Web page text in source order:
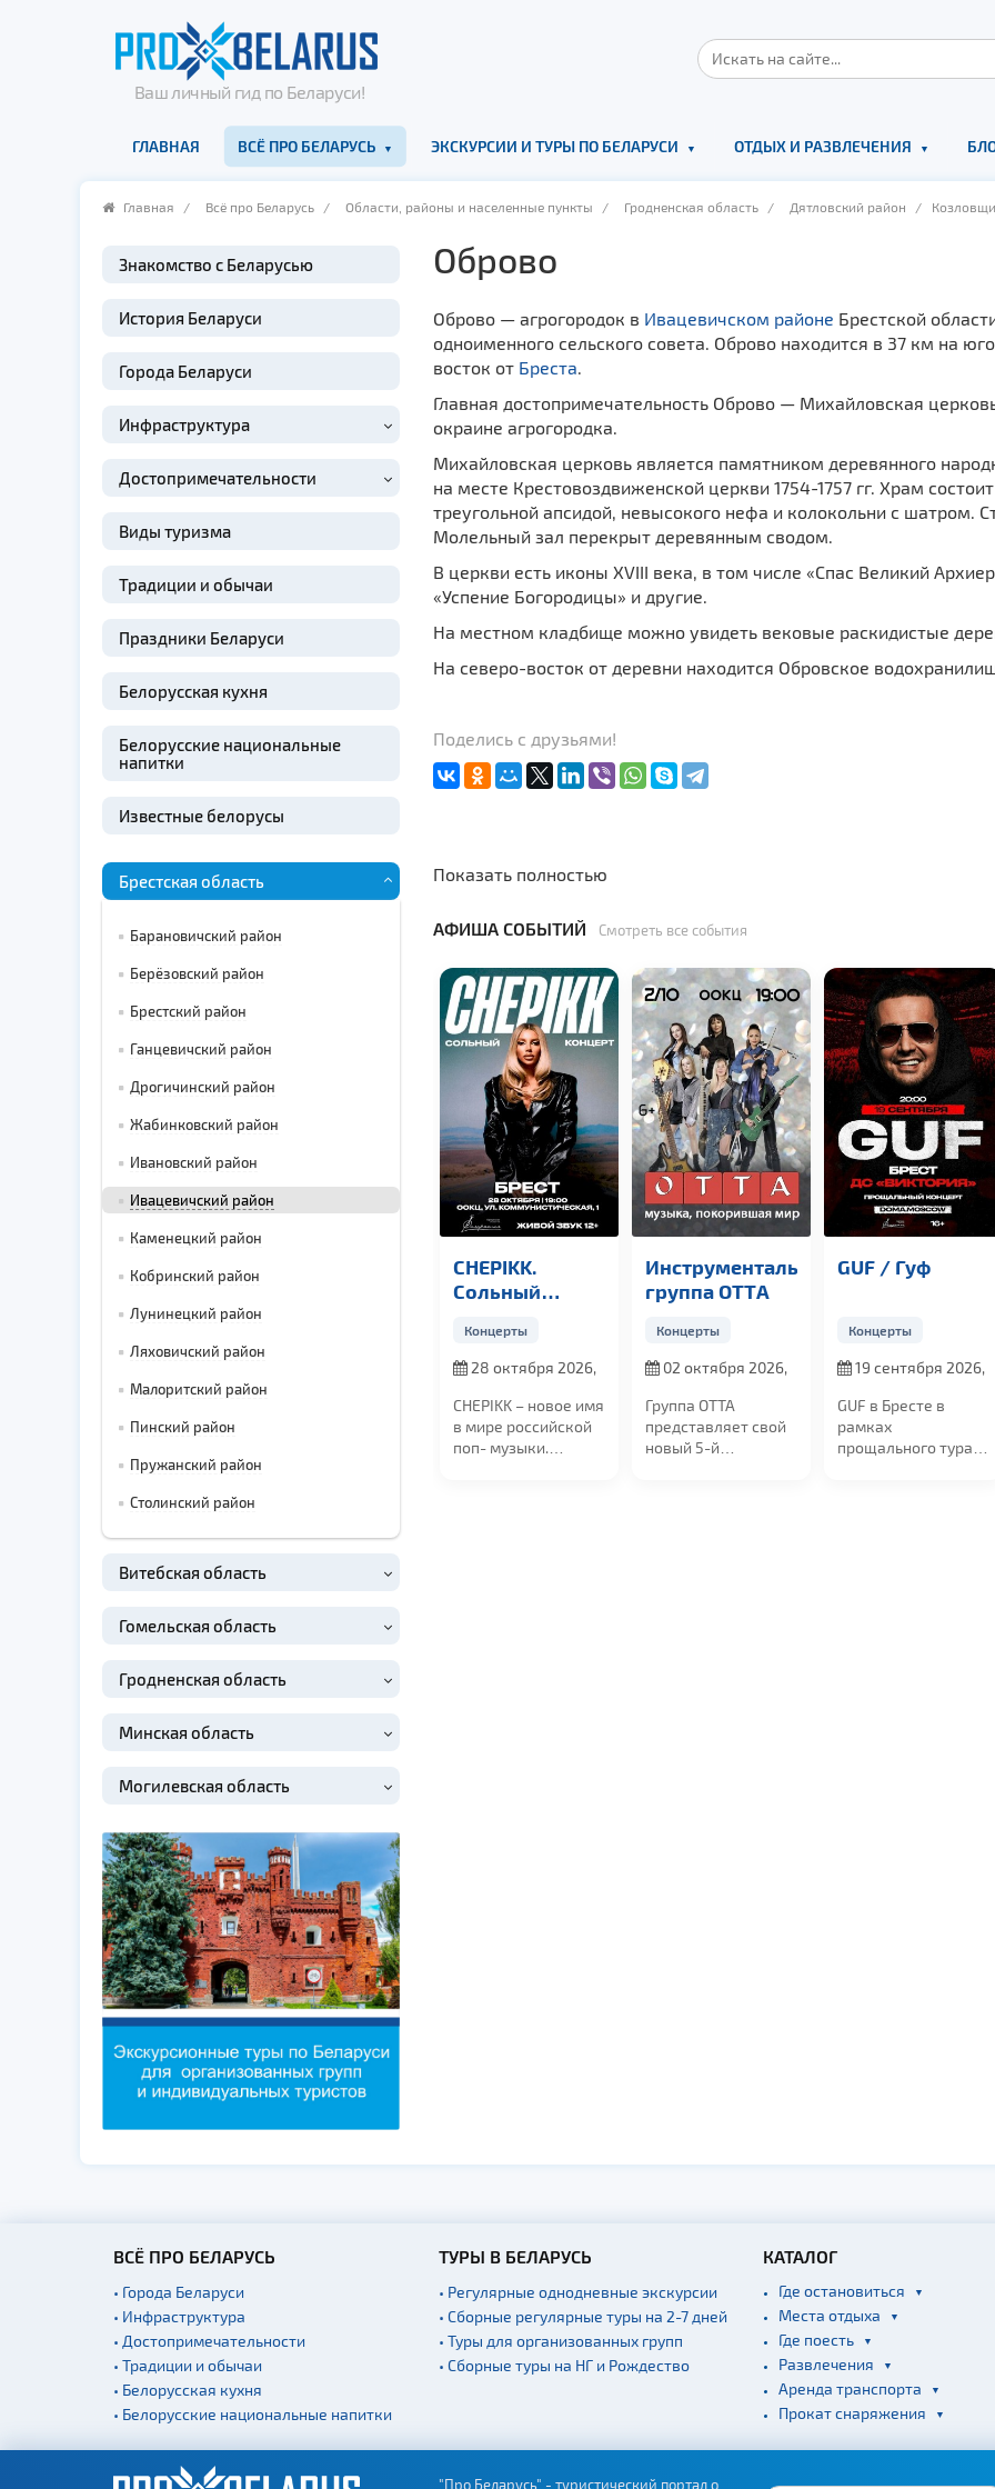
Ваш личный гид по Беларуси!
ГЛАВНАЯ ВСЁ ПРО БЕЛАРУСЬ ЭКСКУРСИИ И ТУРЫ ПО БЕЛАРУСИ ОТДЫХ И РАЗВЛЕЧЕНИЯ
Главная / Всё про Беларусь / Области, районы и населенные пункты / Гродненская область / Дятловский район /
Знакомство с Беларусью
История Беларуси
Города Беларуси
Инфраструктура
Достопримечательности
Виды туризма
Традиции и обычаи
Праздники Беларуси
Белорусская кухня
Белорусские национальные
напитки
Известные белорусы
Брестская область
Барановичский район
Берёзовский район
Брестский район
Ганцевичский район
Дрогичинский район
Жабинковский район
Ивановский район
Ивацевичский район
Каменецкий район
Кобринский район
Лунинецкий район
Ляховичский район
Малоритский район
Пинский район
Пружанский район
Столинский район
Витебская область
Гомельская область
Гродненская область
Минская область
Могилевская область
Оброво
Оброво — агрогородок в Ивацевичском районе Брестской
одноименного сельского совета. Оброво находится в 37 км на
восток от Бреста.
Главная достопримечательность Оброво — Михайловская
окраине агрогородка.
Михайловская церковь является памятником деревянного
на месте Крестовоздвиженской церкви 1754-1757 гг. Храм
треугольной апсидой, невысокого нефа и колокольни с шатром.
Молельный зал перекрыт деревянным сводом.
В церкви есть иконы XVIII века, в том числе «Спас Великий
«Успение Богородицы» и другие.
На местном кладбище можно увидеть вековые раскидистые
На северо-восток от деревни находится Обровское
Поделись с друзьями!
Показать полностью
АФИША СОБЫТИЙ Смотреть все события
CHEPIKK.
Сольный
Концерты
28 октября 2026,
CHEPIKK – новое имя
в мире российской
поп- музыки.
Инструментальная
группа OTTА
Концерты
02 октября 2026,
Группа ОТТА
представляет свой
новый 5-й
GUF / Гуф
Концерты
19 сентября 2026,
GUF в Бресте в
рамках
прощального тура!
ВСЁ ПРО БЕЛАРУСЬ
• Города Беларуси
• Инфраструктура
• Достопримечательности
• Традиции и обычаи
• Белорусская кухня
• Белорусские национальные напитки
ТУРЫ В БЕЛАРУСЬ
• Регулярные однодневные экскурсии
• Сборные регулярные туры на 2-7 дней
• Туры для организованных групп
• Сборные туры на НГ и Рождество
КАТАЛОГ
Где остановиться
Места отдыха
Где поесть
Развлечения
Аренда транспорта
Прокат снаряжения
"Про Беларусь" - туристический портал о